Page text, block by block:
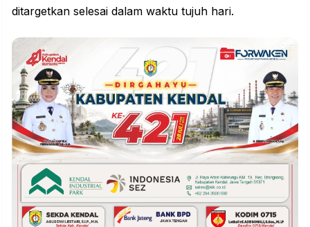
ditargetkan selesai dalam waktu tujuh hari.